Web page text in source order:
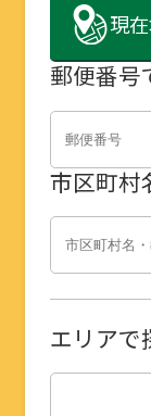
現
郵便番号
市区町村
エリアで